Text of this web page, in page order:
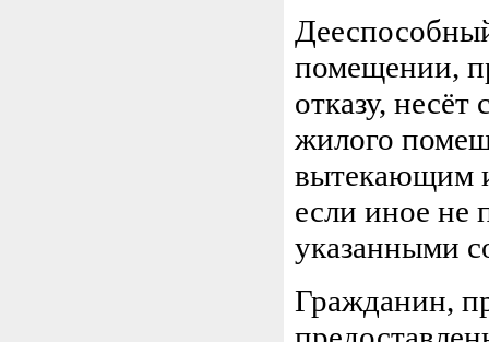
помещении,
отказу,
жилого
вытекающим
если иное не
указанными
Гражданин,